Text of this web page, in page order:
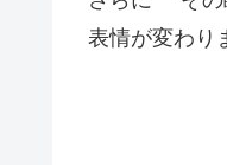
表情が変わり